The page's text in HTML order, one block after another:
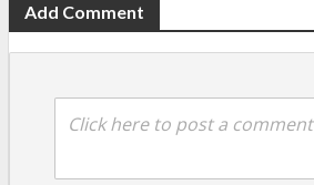
Add Comment
Click here to post a comment